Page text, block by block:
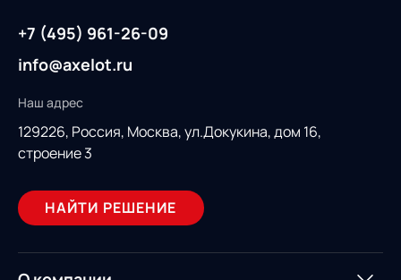
+7 (495) 961-26-09
info@axelot.ru
Наш адрес
129226, Россия, Москва, ул.Докукина, дом 16,
строение 3
НАЙТИ РЕШЕНИЕ